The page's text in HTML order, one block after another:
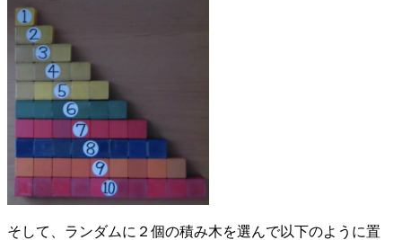
そして、ランダムに２個の積み木を選んで以下のように置